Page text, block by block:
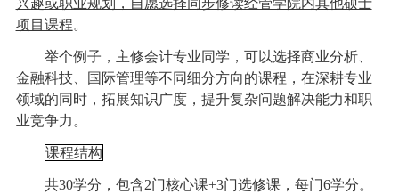
兴趣或职业规划，自愿选择同步修读经管学院内其他硕士
项目课程。
举个例子，主修会计专业同学，可以选择商业分析、
金融科技、国际管理等不同细分方向的课程，在深耕专业
领域的同时，拓展知识广度，提升复杂问题解决能力和职
业竞争力。
课程结构
共30学分，包含2门核心课+3门选修课，每门6学分。